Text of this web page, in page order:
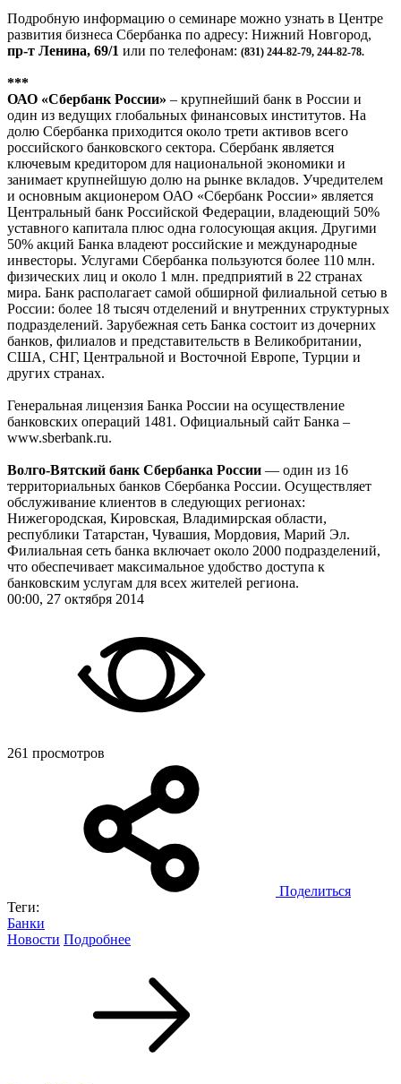
Подробную информацию о семинаре можно узнать в Центре
развития бизнеса Сбербанка по адресу: Нижний Новгород,
пр-т Ленина, 69/1 или по телефонам: (831) 244-82-79, 244-82-78.
***
ОАО «Сбербанк России» – крупнейший банк в России и
один из ведущих глобальных финансовых институтов. На
долю Сбербанка приходится около трети активов всего
российского банковского сектора. Сбербанк является
ключевым кредитором для национальной экономики и
занимает крупнейшую долю на рынке вкладов. Учредителем
и основным акционером ОАО «Сбербанк России» является
Центральный банк Российской Федерации, владеющий 50%
уставного капитала плюс одна голосующая акция. Другими
50% акций Банка владеют российские и международные
инвесторы. Услугами Сбербанка пользуются более 110 млн.
физических лиц и около 1 млн. предприятий в 22 странах
мира. Банк располагает самой обширной филиальной сетью в
России: более 18 тысяч отделений и внутренних структурных
подразделений. Зарубежная сеть Банка состоит из дочерних
банков, филиалов и представительств в Великобритании,
США, СНГ, Центральной и Восточной Европе, Турции и
других странах.
Генеральная лицензия Банка России на осуществление
банковских операций 1481. Официальный сайт Банка –
www.sberbank.ru.
Волго-Вятский банк Сбербанка России — один из 16
территориальных банков Сбербанка России. Осуществляет
обслуживание клиентов в следующих регионах:
Нижегородская, Кировская, Владимирская области,
республики Татарстан, Чувашия, Мордовия, Марий Эл.
Филиальная сеть банка включает около 2000 подразделений,
что обеспечивает максимальное удобство доступа к
банковским услугам для всех жителей региона.
00:00, 27 октября 2014
261 просмотров
Поделиться
Теги:
Банки
Новости Подробнее